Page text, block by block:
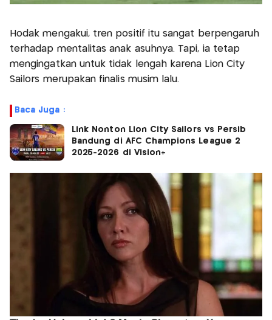
Hodak mengakui, tren positif itu sangat berpengaruh
terhadap mentalitas anak asuhnya. Tapi, ia tetap
mengingatkan untuk tidak lengah karena Lion City
Sailors merupakan finalis musim lalu.
Baca Juga :
Link Nonton Lion City Sailors vs Persib
Bandung di AFC Champions League 2
2025-2026 di Vision+